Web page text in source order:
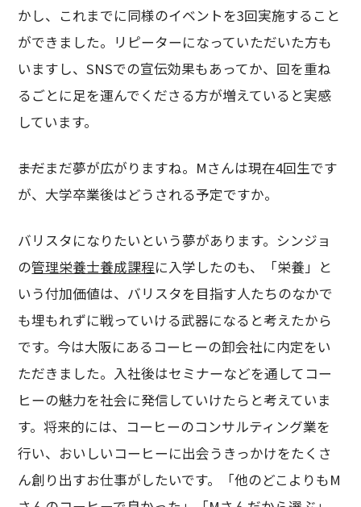
かし、これまでに同様のイベントを3回実施すること
ができました。リピーターになっていただいた方も
いますし、SNSでの宣伝効果もあってか、回を重ね
るごとに足を運んでくださる方が増えていると実感
しています。
――まだまだ夢が広がりますね。Mさんは現在4回生です
が、大学卒業後はどうされる予定ですか。
バリスタになりたいという夢があります。シンジョ
の管理栄養士養成課程に入学したのも、「栄養」と
いう付加価値は、バリスタを目指す人たちのなかで
も埋もれずに戦っていける武器になると考えたから
です。今は大阪にあるコーヒーの卸会社に内定をい
ただきました。入社後はセミナーなどを通してコー
ヒーの魅力を社会に発信していけたらと考えていま
す。将来的には、コーヒーのコンサルティング業を
行い、おいしいコーヒーに出会うきっかけをたくさ
ん創り出すお仕事がしたいです。「他のどこよりもM